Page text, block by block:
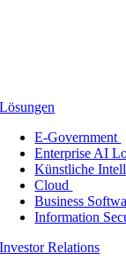
Lösungen
E-Government
Enterprise AI
Künstliche
Cloud
Business
Information
Investor Relations